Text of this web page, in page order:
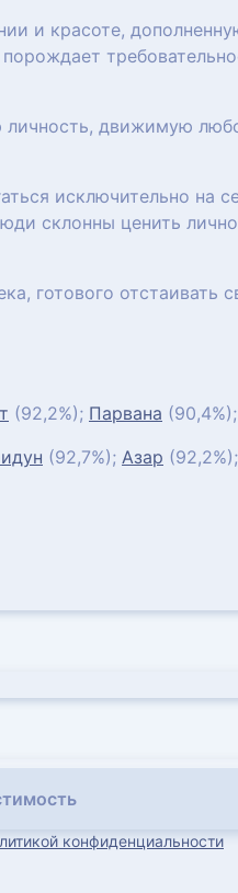
и красоте,
личность, движимую
исключительно на
склонны ценить
готового отстаивать
(92,2%); Парвана (90,4%);
(92,7%); Азар (92,2%);
конфиденциальности